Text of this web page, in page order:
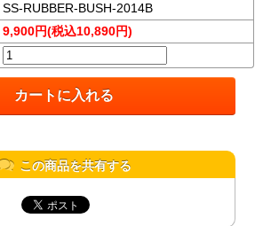
SS-RUBBER-BUSH-2014B
9,900円(税込10,890円)
この商品を共有する